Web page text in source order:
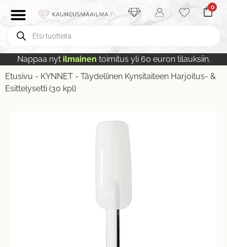
0
Nappaa nyt ilmainen toimitus yli 60 euron tilauksiin.
Etusivu - KYNNET - Täydellinen Kynsitaiteen Harjoitus- &
Esittelysetti (30 kpl)